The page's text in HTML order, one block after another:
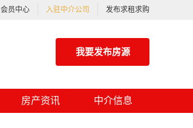
会员中心 入驻中介公司 发布求租求购
我要发布房源
房产资讯 中介信息